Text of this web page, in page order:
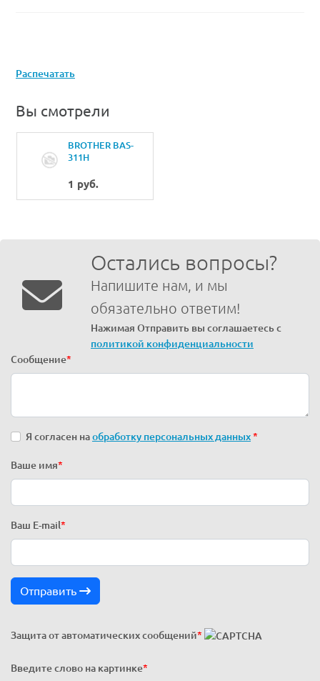
Распечатать
Вы смотрели
BROTHER BAS-
311H
G
1 руб.
Остались вопросы?
Напишите нам, и мы
обязательно ответим!
Нажимая Отправить вы соглашаетесь с
политикой конфиденциальности
Сообщение*
Я согласен наобработку персональных данных*
Ваше имя*
Ваш E-mail *
Отправить
Защита от автоматических сообщений*
Введите слово на картинке*